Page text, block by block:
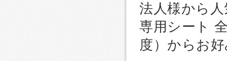
法人様から
専用シート
度）からお